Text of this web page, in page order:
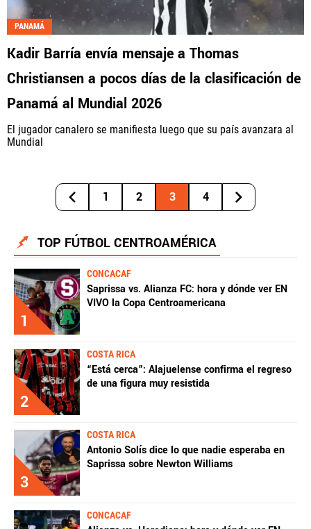
PANAMÁ
Kadir Barría envía mensaje a Thomas
Christiansen a pocos días de la clasificación de
Panamá al Mundial 2026
El jugador canalero se manifiesta luego que su país avanzara al
Mundial
1 2 3 4
TOP FÚTBOL CENTROAMÉRICA
1
CONCACAF
Saprissa vs. Alianza FC: hora y dónde ver EN
VIVO la Copa Centroamericana
2
COSTA RICA
“Está cerca”: Alajuelense confirma el regreso
de una figura muy resistida
3
COSTA RICA
Antonio Solís dice lo que nadie esperaba en
Saprissa sobre Newton Williams
CONCACAF